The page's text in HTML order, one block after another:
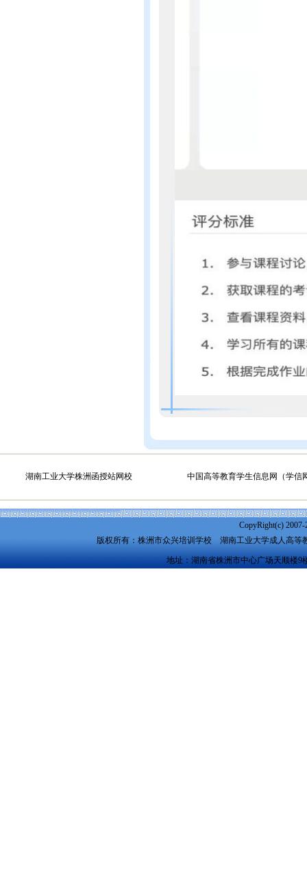
湖南工业大学株洲函授站网校 中国高等教育学生信息网（学信
CopyRight(c)
版权所有：株洲市众兴培训学校 湖南工业大学成人高等
地址：湖南省株洲市中心广场天顺楼